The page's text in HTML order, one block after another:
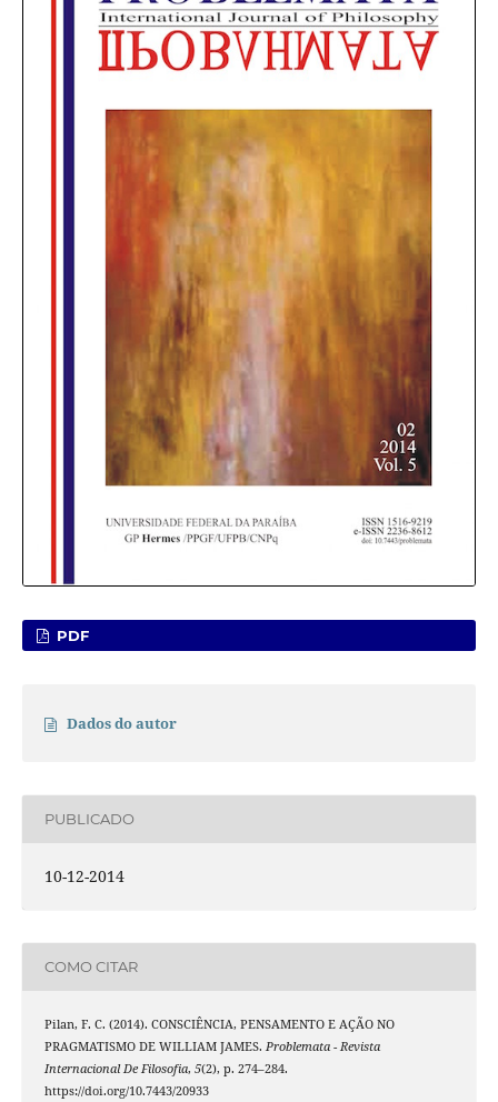
PDF
Dados do autor
PUBLICADO
10-12-2014
COMO CITAR
Pilan, F. C. (2014). CONSCIÊNCIA, PENSAMENTO E AÇÃO NO
PRAGMATISMO DE WILLIAM JAMES. Problemata - Revista
Internacional De Filosofia, 5(2), p. 274–284.
https://doi.org/10.7443/20933